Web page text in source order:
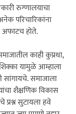
रुग्णालयाचा
परिचारिकांना
होते.
काही कुप्रथा,
यामुळे आम्हाला
समाजाला
शैक्षणिक विकास
प्रश्न सुटायला हवे